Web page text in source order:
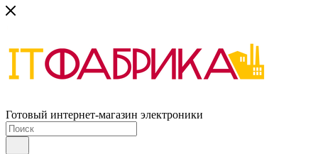
Готовый интернет-магазин электроники